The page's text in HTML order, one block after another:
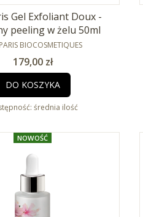
Gel Exfoliant Doux -
peeling w żelu 50ml
BIOCOSMETIQUES
Cena
179,00 zł
DO KOSZYKA
średnia ilość
NOWOŚĆ